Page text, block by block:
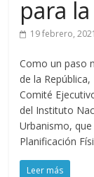
para
19 febrero, 2021
Como un paso
de la
Comité
del Instituto
Urbanismo,
Planificación
Leer más